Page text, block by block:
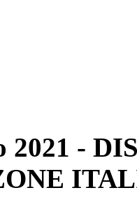
2021 -